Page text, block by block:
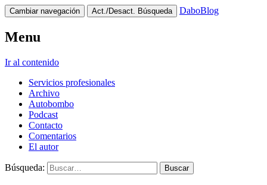
Cambiar navegación Act./Desact. Búsqueda DaboBlog
Menu
Ir al contenido
Servicios profesionales
Archivo
Autobombo
Podcast
Contacto
Comentarios
El autor
Búsqueda: